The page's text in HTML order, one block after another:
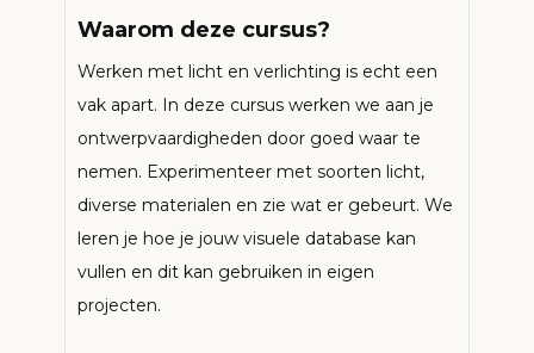
Waarom deze cursus?
Werken met licht en verlichting is echt een
vak apart. In deze cursus werken we aan je
ontwerpvaardigheden door goed waar te
nemen. Experimenteer met soorten licht,
diverse materialen en zie wat er gebeurt. We
leren je hoe je jouw visuele database kan
vullen en dit kan gebruiken in eigen
projecten.